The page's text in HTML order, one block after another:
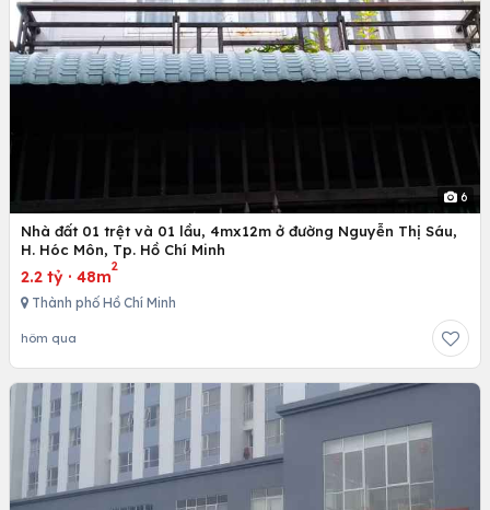
6
Nhà đất 01 trệt và 01 lầu, 4mx12m ở đường Nguyễn Thị Sáu,
H. Hóc Môn, Tp. Hồ Chí Minh
2.2 tỷ · 48m
2
Thành phố Hồ Chí Minh
hôm qua